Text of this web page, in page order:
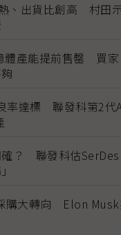
、出貨比創高 村田
體產能提前售罄 買家
率達標 聯發科第2代
？ 聯發科估SerDes
購大轉向 Elon Musk